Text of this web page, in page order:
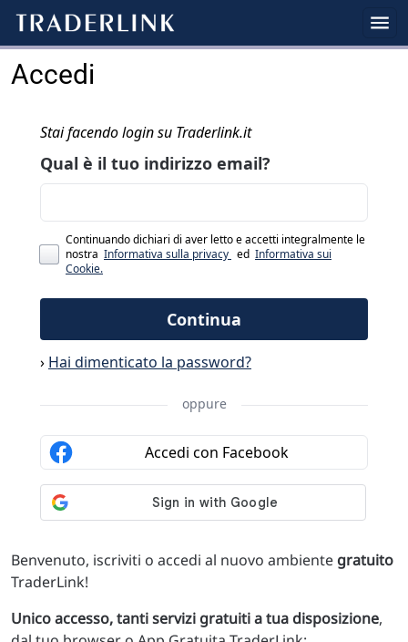
Accedi
Benvenuto, iscriviti o accedi al nuovo ambiente gratuito
TraderLink!
Unico accesso, tanti servizi gratuiti a tua disposizione,